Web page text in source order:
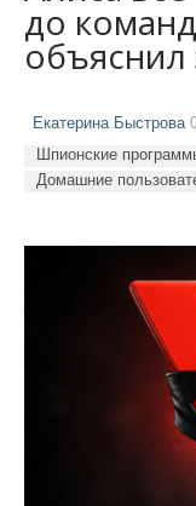
до
объяснил
Екатерина Быстрова
Шпионские
Домашние